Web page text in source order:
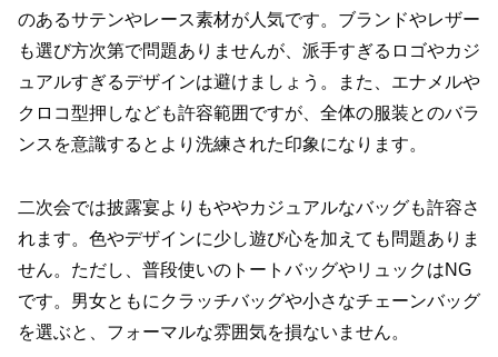
のあるサテンやレース素材が人気です。ブランドやレザー
も選び方次第で問題ありませんが、派手すぎるロゴやカジ
ュアルすぎるデザインは避けましょう。また、エナメルや
クロコ型押しなども許容範囲ですが、全体の服装とのバラ
ンスを意識するとより洗練された印象になります。
二次会では披露宴よりもややカジュアルなバッグも許容さ
れます。色やデザインに少し遊び心を加えても問題ありま
せん。ただし、普段使いのトートバッグやリュックはNG
です。男女ともにクラッチバッグや小さなチェーンバッグ
を選ぶと、フォーマルな雰囲気を損ないません。